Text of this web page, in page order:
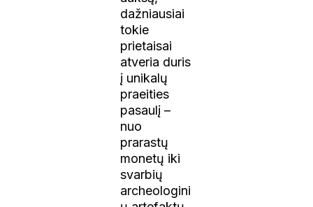
dažniausiai
tokie
prietaisai
atveria duris
į unikalų
praeities
pasaulį –
nuo
prarastų
monetų iki
svarbių
archeologini